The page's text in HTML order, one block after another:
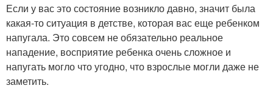
Если у вас это состояние возникло давно, значит была
какая-то ситуация в детстве, которая вас еще ребенком
напугала. Это совсем не обязательно реальное
нападение, восприятие ребенка очень сложное и
напугать могло что угодно, что взрослые могли даже не
заметить.